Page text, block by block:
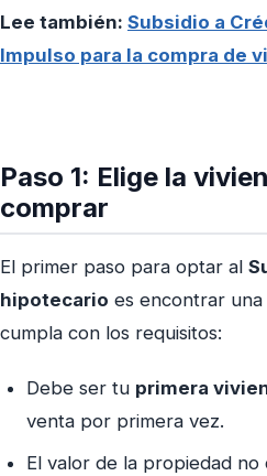
Lee también: Subsidio a
Impulso para la compra de
Paso 1: Elige la
comprar
El primer paso para optar al
hipotecario es encontrar
cumpla con los requisitos:
Debe ser tu primera
venta por primera vez.
El valor de la propiedad